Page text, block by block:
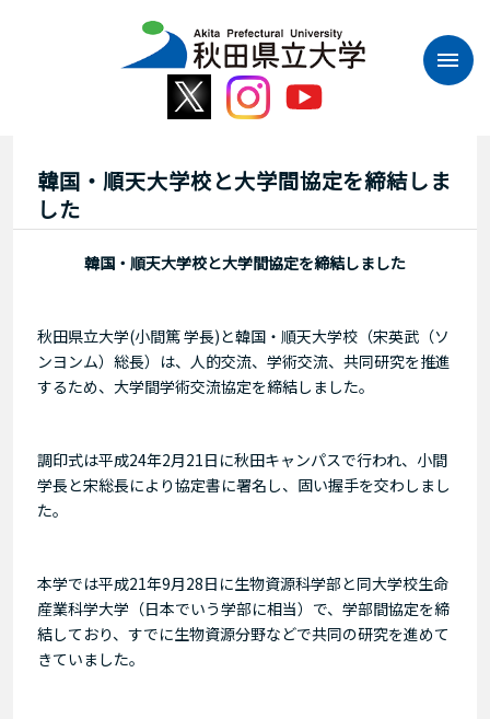
韓国・順天大学校と大学間協定を締結しま
した
韓国・順天大学校と大学間協定を締結しました
秋田県立大学(小間篤 学長)と韓国・順天大学校（宋英武（ソ
ンヨンム）総長）は、人的交流、学術交流、共同研究を推進
するため、大学間学術交流協定を締結しました。
調印式は平成24年2月21日に秋田キャンパスで行われ、小間
学長と宋総長により協定書に署名し、固い握手を交わしまし
た。
本学では平成21年9月28日に生物資源科学部と同大学校生命
産業科学大学（日本でいう学部に相当）で、学部間協定を締
結しており、すでに生物資源分野などで共同の研究を進めて
きていました。